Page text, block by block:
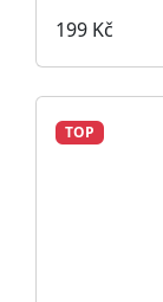
199 Kč
TOP